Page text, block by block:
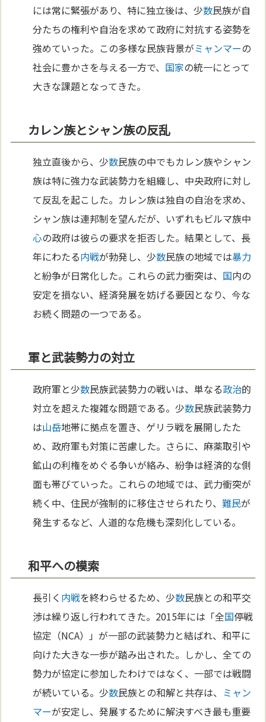
には常に緊張があり、特に独立後は、少数民族が自
分たちの権利や自治を求めて政府に対抗する姿勢を
強めていった。この多様な民族背景がミャンマーの
社会に豊かさを与える一方で、 国家の統一にとって
大きな課題となってきた。
カレン族とシャン族の反乱
独立直後から、少数民族の中でもカレン族やシャン
族は特に強力な武装勢力を組織し、中央政府に対し
て反乱を起こした。カレン族は独自の自治を求め、
シャン族は連邦制を望んだが、いずれもビルマ族中
心の政府は彼らの要求を拒否した。結果として、長
年にわたる内戦が勃発し、少数民族の地域では暴力
と紛争が日常化した。これらの武力衝突は、 国内の
安定を損ない、経済発展を妨げる要因となり、今な
お続く問題の一つである。
軍と武装勢力の対立
政府軍と少数民族武装勢力の戦いは、単なる政治的
対立を超えた複雑な問題である。少数民族武装勢力
は山岳地帯に拠点を置き、ゲリラ戦を展開したた
め、政府軍も対策に苦慮した。さらに、麻薬取引や
鉱山の利権をめぐる争いが絡み、紛争は経済的な側
面も帯びていった。これらの地域では、武力衝突が
続く中、住民が強制的に移住させられたり、難民が
発生するなど、人道的な危機も深刻化している。
和平への模索
長引く 内戦を終わらせるため、少数民族との和平交
渉は繰り返し行われてきた。2015年には「全国停戦
協定（NCA）」が一部の武装勢力と結ばれ、和平に
向けた大きな一歩が踏み出された。しかし、全ての
勢力が協定に参加したわけではなく、一部では戦闘
が続いている。少数民族との和解と共存は、 ミャン
マーが安定し、発展するために解決すべき最も重要